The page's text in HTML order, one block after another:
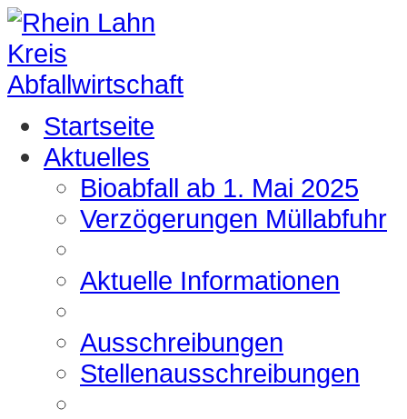
Startseite
Aktuelles
Bioabfall ab 1. Mai 2025
Verzögerungen Müllabfuhr
Aktuelle Informationen
Ausschreibungen
Stellenausschreibungen